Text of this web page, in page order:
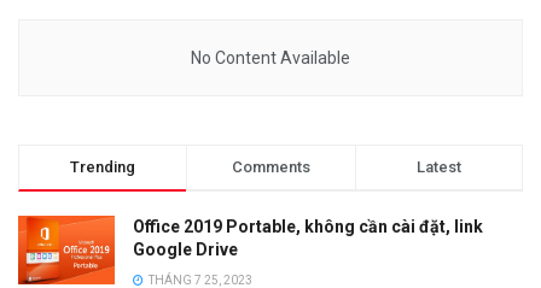
No Content Available
Trending Comments Latest
Office 2019 Portable, không cần cài đặt, link
Google Drive
THÁNG 7 25, 2023